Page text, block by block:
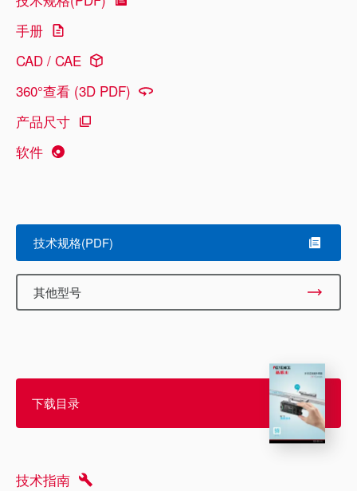
手册
CAD / CAE
360°查看 (3D PDF)
产品尺寸
软件
技术规格(PDF)
其他型号
下载目录
技术指南